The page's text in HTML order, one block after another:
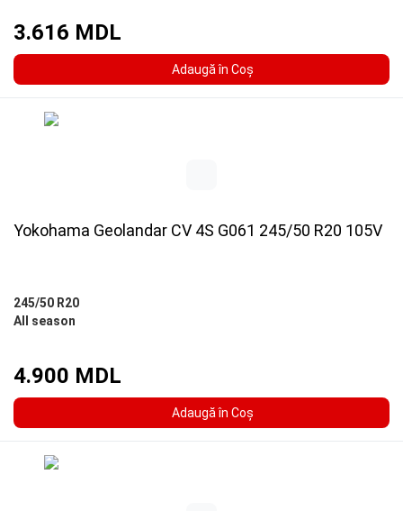
3.616 MDL
Adaugă în Coş
Yokohama Geolandar CV 4S G061 245/50 R20 105V
245/50 R20
All season
4.900 MDL
Adaugă în Coş